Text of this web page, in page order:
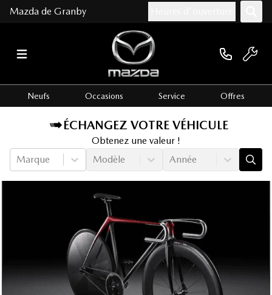
Mazda de Granby
Neufs Occasions Service Offres
ÉCHANGEZ VOTRE VÉHICULE
Obtenez une valeur !
Marque
Modèle Année